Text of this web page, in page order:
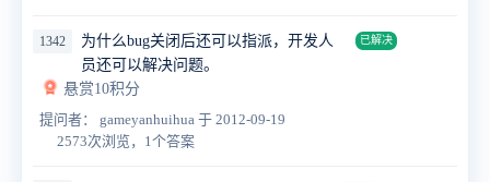
1342
为什么bug关闭后还可以指派，开发人
员还可以解决问题。
已解决
悬赏10积分
提问者： gameyanhuihua 于 2012-09-19
2573次浏览，1个答案